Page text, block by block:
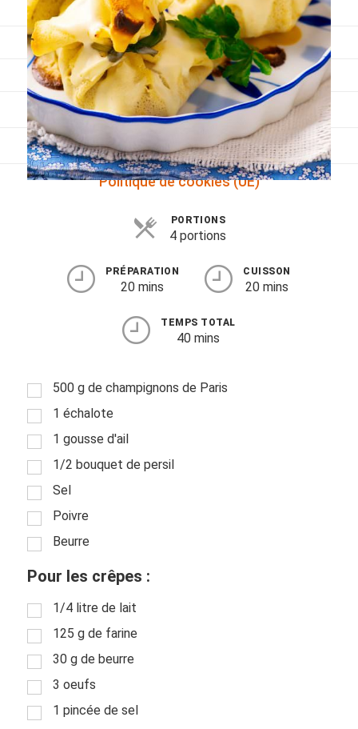
Mesures conversions
Lexique des différents termes de cuisine
Service du vin
Contact
Mes livres
Politique de cookies (UE)
PORTIONS
4 portions
PRÉPARATION
20 mins
CUISSON
20 mins
TEMPS TOTAL
40 mins
500 g de champignons de Paris
1 échalote
1 gousse d'ail
1/2 bouquet de persil
Sel
Poivre
Beurre
Pour les crêpes :
1/4 litre de lait
125 g de farine
30 g de beurre
3 oeufs
1 pincée de sel